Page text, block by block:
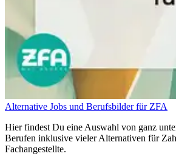
Alternative Jobs und Berufsbilder für ZFA
Hier findest Du eine Auswahl von ganz
Berufen inklusive vieler Alternativen für
Fachangestellte.